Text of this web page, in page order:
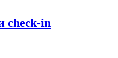
check-in